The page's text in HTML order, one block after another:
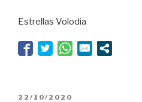
Estrellas Volodia
PUBLICADO
22/10/2020